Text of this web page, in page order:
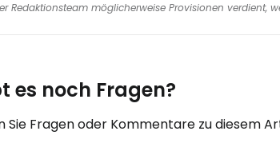
Redaktionsteam möglicherweise Provisionen verdient,
es noch Fragen?
Sie Fragen oder Kommentare zu diesem